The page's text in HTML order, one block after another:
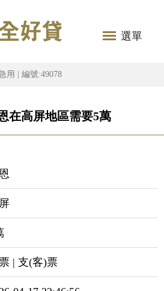
選單
用 | 編號:49078
在高屏地區需要5萬
| 支(客)票